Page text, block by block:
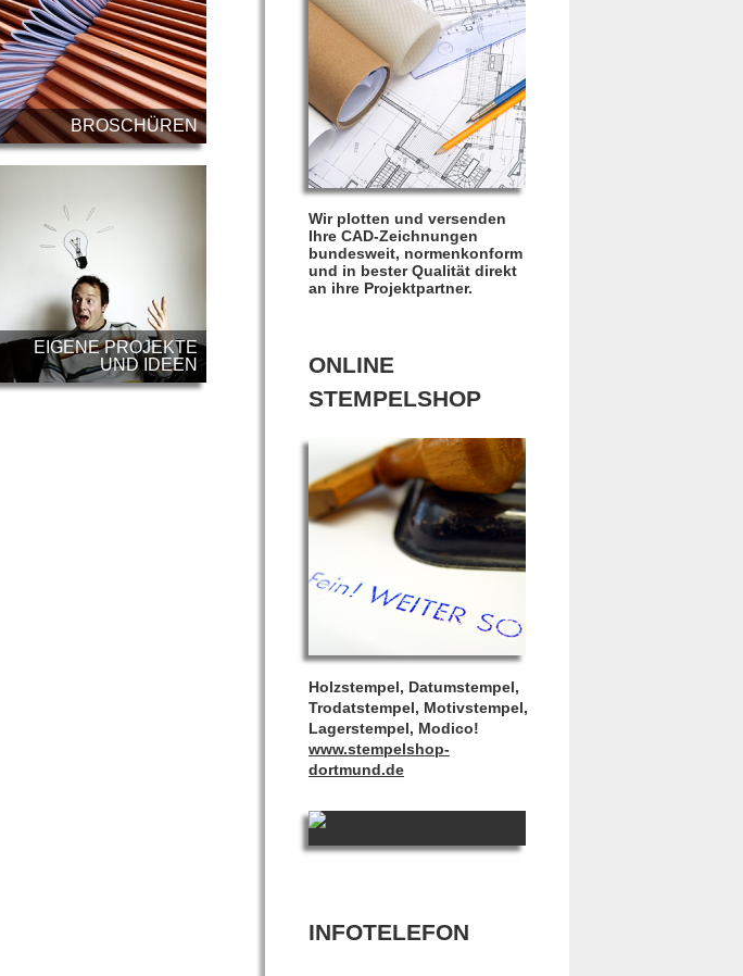
BROSCHÜREN
EIGENE PROJEKTE
UND IDEEN
Wir plotten und versenden
Ihre CAD-Zeichnungen
bundesweit, normenkonform
und in bester Qualität direkt
an ihre Projektpartner.
ONLINE
STEMPELSHOP
Holzstempel, Datumstempel,
Trodatstempel, Motivstempel,
Lagerstempel, Modico!
www.stempelshop-
dortmund.de
INFOTELEFON